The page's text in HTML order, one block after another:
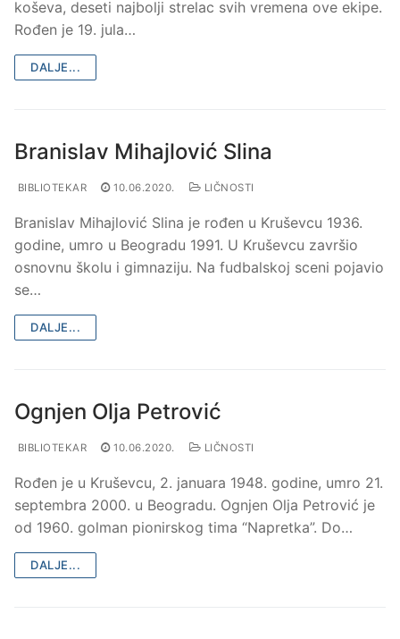
koševa, deseti najbolji strelac svih vremena ove ekipe.
Rođen je 19. jula…
DALJE...
Branislav Mihajlović Slina
BIBLIOTEKAR 10.06.2020. LIČNOSTI
Branislav Mihajlović Slina je rođen u Kruševcu 1936.
godine, umro u Beogradu 1991. U Kruševcu završio
osnovnu školu i gimnaziju. Na fudbalskoj sceni pojavio
se…
DALJE...
Ognjen Olja Petrović
BIBLIOTEKAR 10.06.2020. LIČNOSTI
Rođen je u Kruševcu, 2. januara 1948. godine, umro 21.
septembra 2000. u Beogradu. Ognjen Olja Petrović je
od 1960. golman pionirskog tima “Napretka”. Do…
DALJE...